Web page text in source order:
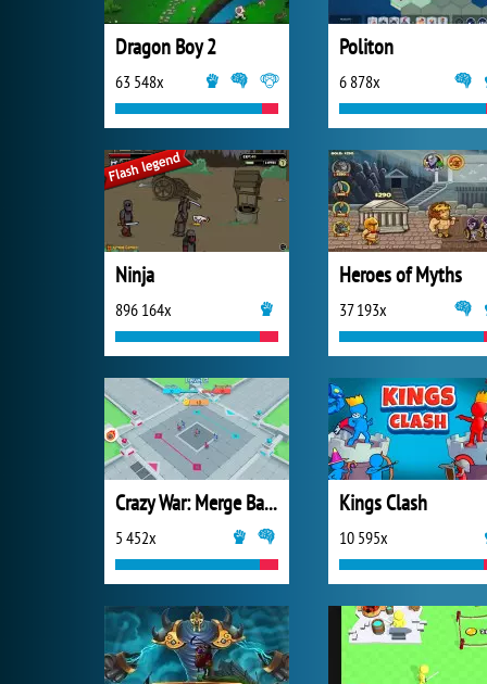
Dragon Boy 2
63 548x
Politon
6 878x
Ninja
896 164x
Heroes of Myths
37 193x
Crazy War: Merge Battle
5 452x
Kings Clash
10 595x